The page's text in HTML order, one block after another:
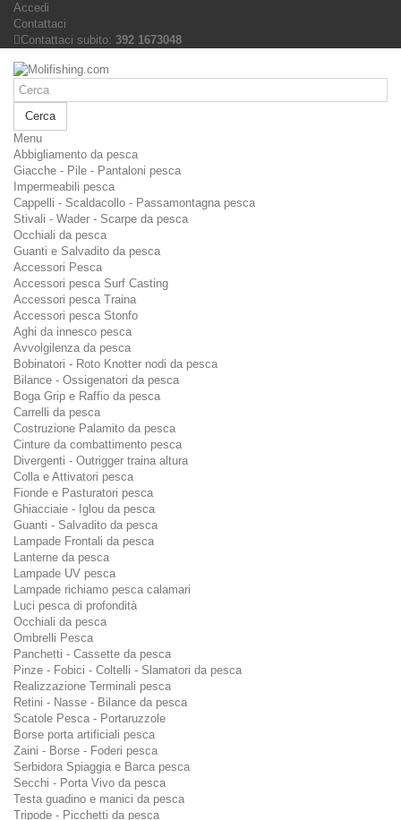
Accedi
Contattaci
Contattaci subito: 392 1673048
Cerca
Menu
Abbigliamento da pesca
Giacche - Pile - Pantaloni pesca
Impermeabili pesca
Cappelli - Scaldacollo - Passamontagna pesca
Stivali - Wader - Scarpe da pesca
Occhiali da pesca
Guanti e Salvadito da pesca
Accessori Pesca
Accessori pesca Surf Casting
Accessori pesca Traina
Accessori pesca Stonfo
Aghi da innesco pesca
Avvolgilenza da pesca
Bobinatori - Roto Knotter nodi da pesca
Bilance - Ossigenatori da pesca
Boga Grip e Raffio da pesca
Carrelli da pesca
Costruzione Palamito da pesca
Cinture da combattimento pesca
Divergenti - Outrigger traina altura
Colla e Attivatori pesca
Fionde e Pasturatori pesca
Ghiacciaie - Iglou da pesca
Guanti - Salvadito da pesca
Lampade Frontali da pesca
Lanterne da pesca
Lampade UV pesca
Lampade richiamo pesca calamari
Luci pesca di profondità
Occhiali da pesca
Ombrelli Pesca
Panchetti - Cassette da pesca
Pinze - Fobici - Coltelli - Slamatori da pesca
Realizzazione Terminali pesca
Retini - Nasse - Bilance da pesca
Scatole Pesca - Portaruzzole
Borse porta artificiali pesca
Zaini - Borse - Foderi pesca
Serbidora Spiaggia e Barca pesca
Secchi - Porta Vivo da pesca
Testa guadino e manici da pesca
Tripode - Picchetti da pesca